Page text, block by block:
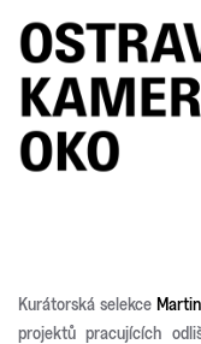
Skip to main content
Kurátorská selekce
projektů pracujících